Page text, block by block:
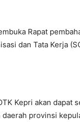
Rapat
dan Tata Kerja
Kepri akan dapat
provinsi